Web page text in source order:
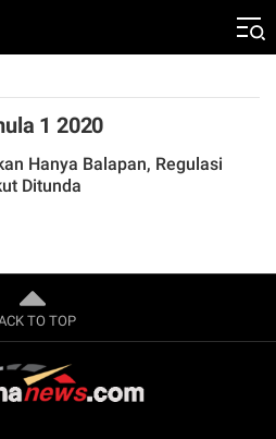
1 2020
Hanya Balapan, Regulasi
Ditunda
TO TOP